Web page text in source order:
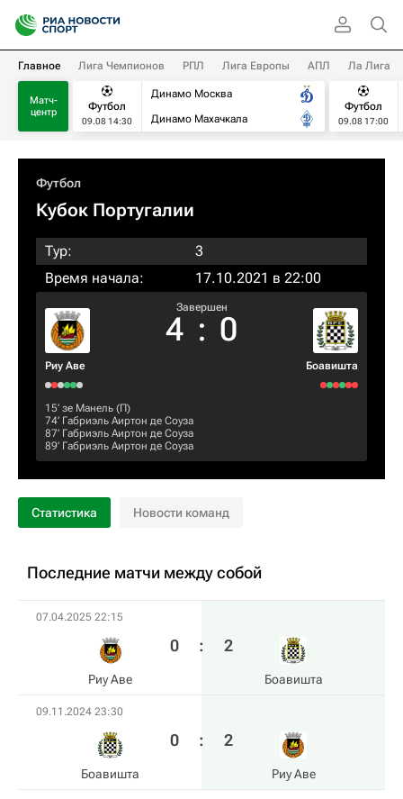
Главное Лига Чемпионов РПЛ Лига Европы АПЛ Ла Лига
Матч-
центр
Футбол
09.08 14:30
Динамо Москва
Динамо Махачкала
Футбол
09.08 17:00
Футбол
Кубок Португалии
Тур:
3
Время начала:
17.10.2021 в 22:00
Риу Аве
Завершен
4 : 0
Боавишта
15‎’‎ зе Манель (П)
74‎’‎ Габриэль Аиртон де Соуза
87‎’‎ Габриэль Аиртон де Соуза
89‎’‎ Габриэль Аиртон де Соуза
Статистика Новости команд
Последние матчи между собой
07.04.2025 22:15
Риу Аве
0 : 2
Боавишта
09.11.2024 23:30
Боавишта
0 : 2
Риу Аве